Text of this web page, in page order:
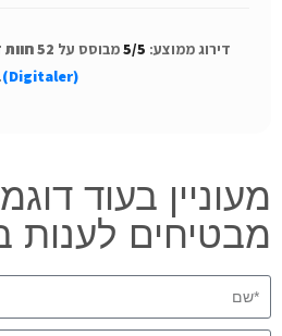
דירוג ממוצע: 5/5מבוסס על 52 חוות דעת
(Digitaler)
.
מעוניין בעוד
מבטיחים לענות